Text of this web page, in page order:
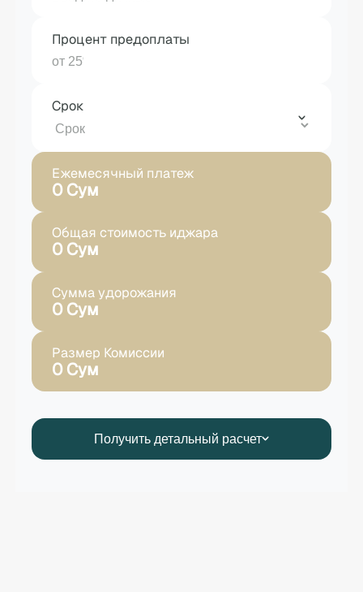
Процент предоплаты
Срок
Ежемесячный платеж
0 Сум
Общая стоимость иджара
0 Сум
Сумма удорожания
0 Сум
Размер Комиссии
0 Сум
Получить детальный расчет